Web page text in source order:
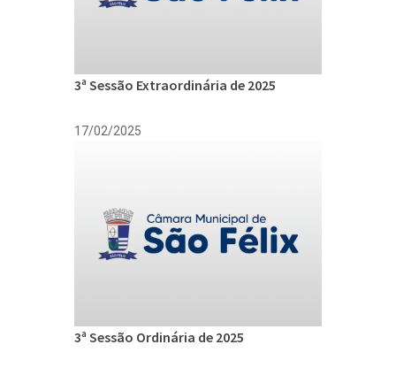
3ª Sessão Extraordinária de 2025
17/02/2025
3ª Sessão Ordinária de 2025